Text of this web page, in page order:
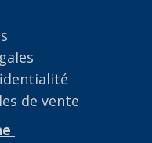
de vente